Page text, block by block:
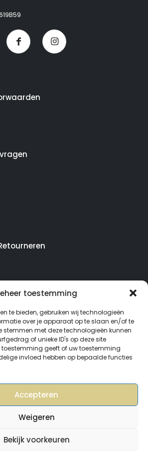
toestemming
te bieden, gebruiken wij technologieën
over je apparaat op te slaan en/of te
stemmen met deze technologieën kunnen
of unieke ID's op deze site
toestemming geeft of uw toestemming
invloed hebben op bepaalde functies
Accepteren
Weigeren
Bekijk voorkeuren
2021-2026 - In opdracht
van Lynaly.nl